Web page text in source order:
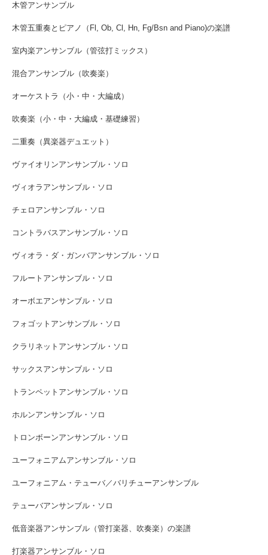
木管アンサンブル
木管五重奏とピアノ（Fl, Ob, Cl, Hn, Fg/Bsn and Piano)の楽譜
室内楽アンサンブル（管弦打ミックス）
混合アンサンブル（吹奏楽）
オーケストラ（小・中・大編成）
吹奏楽（小・中・大編成・基礎練習）
二重奏（異楽器デュエット）
ヴァイオリンアンサンブル・ソロ
ヴィオラアンサンブル・ソロ
チェロアンサンブル・ソロ
コントラバスアンサンブル・ソロ
ヴィオラ・ダ・ガンバアンサンブル・ソロ
フルートアンサンブル・ソロ
オーボエアンサンブル・ソロ
フォゴットアンサンブル・ソロ
クラリネットアンサンブル・ソロ
サックスアンサンブル・ソロ
トランペットアンサンブル・ソロ
ホルンアンサンブル・ソロ
トロンボーンアンサンブル・ソロ
ユーフォニアムアンサンブル・ソロ
ユーフォニアム・テューバ／バリチューアンサンブル
テューバアンサンブル・ソロ
低音楽器アンサンブル（管打楽器、吹奏楽）の楽譜
打楽器アンサンブル・ソロ